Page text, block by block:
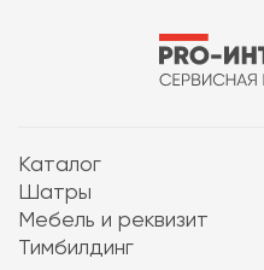
Каталог
Шатры
Мебель и реквизит
Тимбилдинг